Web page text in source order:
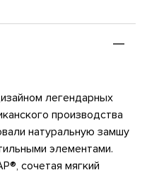
легендарных
производства
натуральную замшу
элементами.
сочетая мягкий